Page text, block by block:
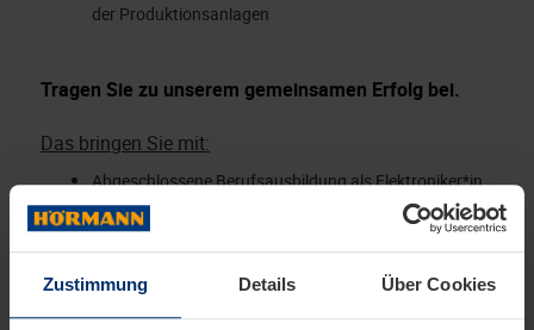
Zustimmung Details Über Cookies
der Produktionsanlagen
Tragen Sie zu unserem gemeinsamen Erfolg bei.
Das bringen Sie mit:
Abgeschlossene Berufsausbildung als Elektroniker*in
für Betriebstechnik, Elektroniker*in für
Automatisierungstechnik oder eine vergleichbare
Qualifikation
Idealerweise Erfahrung im Bereich von Antriebs-,
Steuer- und Prozessleittechniken